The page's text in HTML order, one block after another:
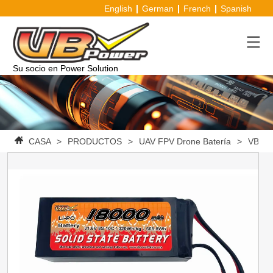
English German French Spanish
Su socio en Power Solution
CASA > PRODUCTOS > UAV FPV Drone Batería >